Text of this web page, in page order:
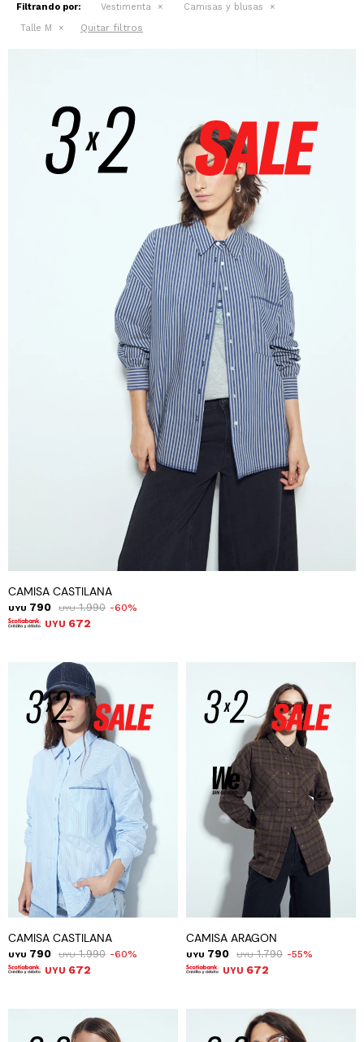
Filtrando por: Vestimenta
Camisas y blusas
Talle M
Quitar filtros
CAMISA CASTILANA
UYU 790 UYU 1.990 60
UYU 672
CAMISA CASTILANA
UYU 790 UYU 1.990 60
UYU 672
CAMISA ARAGON
UYU 790 UYU 1.790 55
UYU 672